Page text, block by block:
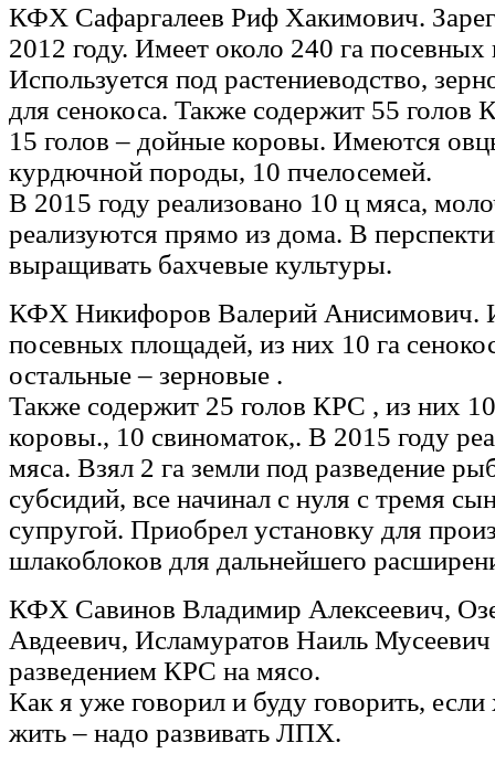
КФХ Сафаргалеев Риф Хакимович.
2012 году. Имеет около 240 га
Используется под растениеводство,
для сенокоса. Также содержит 55 голов
15 голов – дойные коровы. Имеются
курдючной породы, 10 пчелосемей.
В 2015 году реализовано 10 ц мяса,
реализуются прямо из дома. В
выращивать бахчевые культуры.
КФХ Никифоров Валерий Анисимович.
посевных площадей, из них 10 га
остальные – зерновые .
Также содержит 25 голов КРС , из них
коровы., 10 свиноматок,. В 2015 году
мяса. Взял 2 га земли под разведение
субсидий, все начинал с нуля с тремя
супругой. Приобрел установку для
шлакоблоков для дальнейшего
КФХ Савинов Владимир Алексеевич,
Авдеевич, Исламуратов Наиль
разведением КРС на мясо.
Как я уже говорил и буду говорить,
жить – надо развивать ЛПХ.